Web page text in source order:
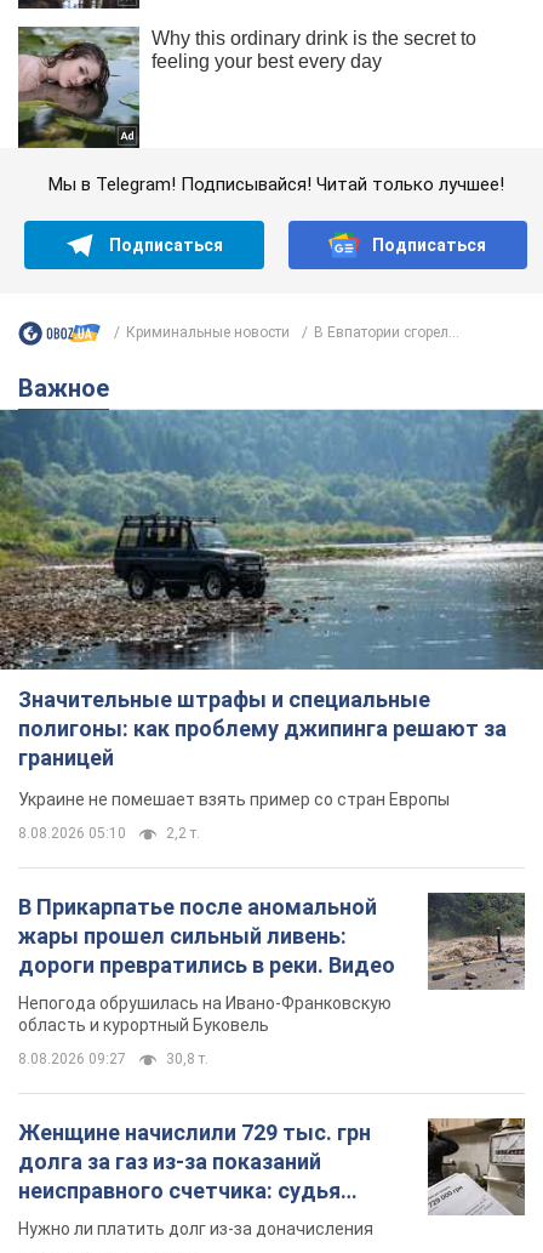
Мы в Telegram! Подписывайся! Читай только лучшее!
Подписаться Подписаться
Криминальные новости В Евпатории сгорел...
Важное
Значительные штрафы и специальные
полигоны: как проблему джипинга решают за
границей
Украине не помешает взять пример со стран Европы
8.08.2026 05:10 2,2 т.
В Прикарпатье после аномальной
жары прошел сильный ливень:
дороги превратились в реки. Видео
Непогода обрушилась на Ивано-Франковскую
область и курортный Буковель
8.08.2026 09:27 30,8 т.
Женщине начислили 729 тыс. грн
долга за газ из-за показаний
неисправного счетчика: судья
вынес неожиданное решение
Нужно ли платить долг из-за доначисления